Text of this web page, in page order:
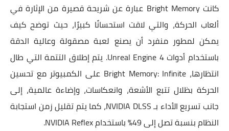
كانت Bright Memory عبارة عن شريحة قصيرة من الإثارة في
ألعاب الحركة، والتي لاقت استحسانًا كبيرًا، حيث توضح كيف
يمكن لمطور منفرد أن يصنع لعبة مصقولة وعالية الدقة
باستخدام أدوات Unreal Engine 4. يتم إطلاق التتمة التي طال
انتظارها، Bright Memory: Infinite على الكمبيوتر مع تحسين
الحركة بظلال تتبع الأشعة، وانعكاسات، وإضاءة عالمية، إلى
جانب تسريع الأداء بـ NVIDIA DLSS، كما يتم تقليل زمن استجابة
النظام بنسبة تصل إلى 49% باستخدام NVIDIA Reflex.